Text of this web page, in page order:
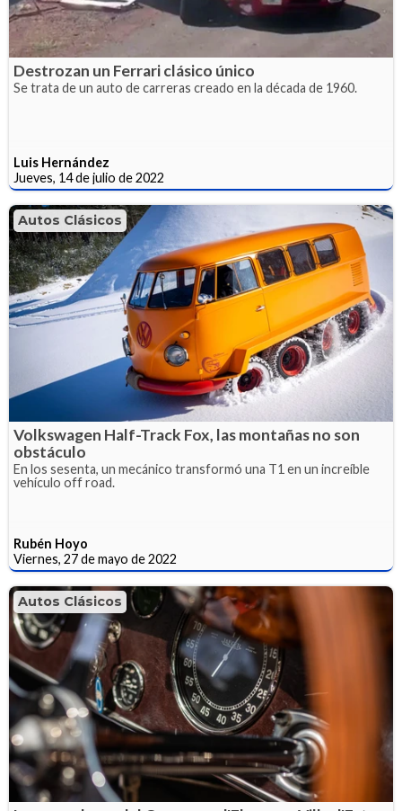
Destrozan un Ferrari clásico único
Se trata de un auto de carreras creado en la década de 1960.
Luis Hernández
Jueves, 14 de julio de 2022
Autos Clásicos
Volkswagen Half-Track Fox, las montañas no son
obstáculo
En los sesenta, un mecánico transformó una T1 en un increíble
vehículo off road.
Rubén Hoyo
Viernes, 27 de mayo de 2022
Autos Clásicos